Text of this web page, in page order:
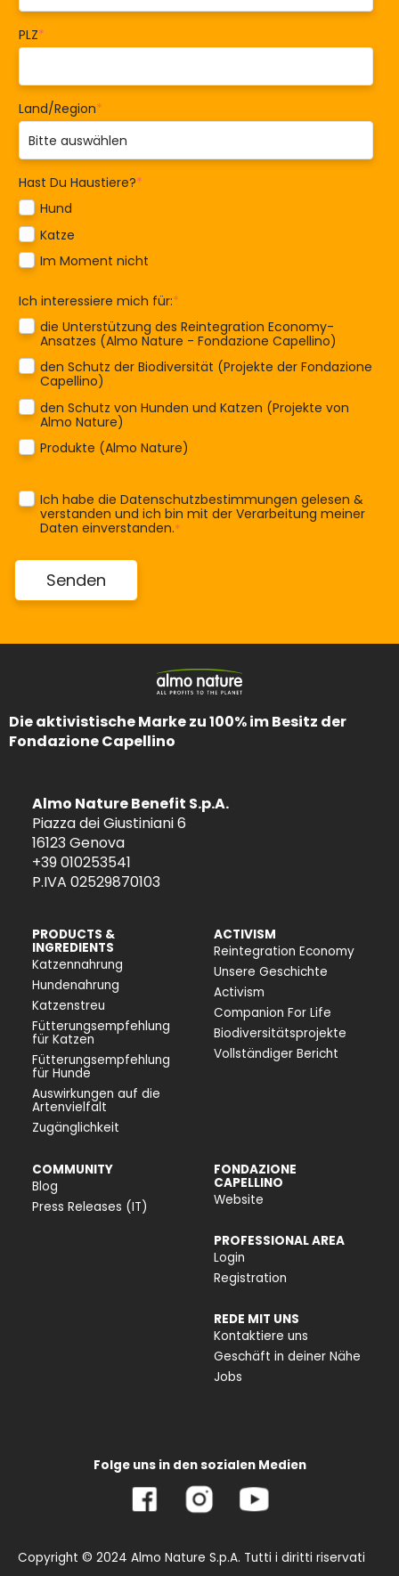
PLZ*
Land/Region*
Hast Du Haustiere?*
Hund
Katze
Im Moment nicht
Ich interessiere mich für:*
die Unterstützung des Reintegration Economy-
Ansatzes (Almo Nature - Fondazione Capellino)
den Schutz der Biodiversität (Projekte der Fondazione
Capellino)
den Schutz von Hunden und Katzen (Projekte von
Almo Nature)
Produkte (Almo Nature)
Ich habe die Datenschutzbestimmungen gelesen &
verstanden und ich bin mit der Verarbeitung meiner
Daten einverstanden.*
Die aktivistische Marke zu 100% im Besitz der
Fondazione Capellino
Almo Nature Benefit S.p.A.
Piazza dei Giustiniani 6
16123 Genova
+39 010253541
P.IVA 02529870103
PRODUCTS &
INGREDIENTS
Katzennahrung
Hundenahrung
Katzenstreu
Fütterungsempfehlung
für Katzen
Fütterungsempfehlung
für Hunde
Auswirkungen auf die
Artenvielfalt
Zugänglichkeit
ACTIVISM
Reintegration Economy
Unsere Geschichte
Activism
Companion For Life
Biodiversitätsprojekte
Vollständiger Bericht
COMMUNITY
Blog
Press Releases (IT)
FONDAZIONE
CAPELLINO
Website
PROFESSIONAL AREA
Login
Registration
REDE MIT UNS
Kontaktiere uns
Geschäft in deiner Nähe
Jobs
Folge uns in den sozialen Medien
Copyright © 2024 Almo Nature S.p.A. Tutti i diritti riservati